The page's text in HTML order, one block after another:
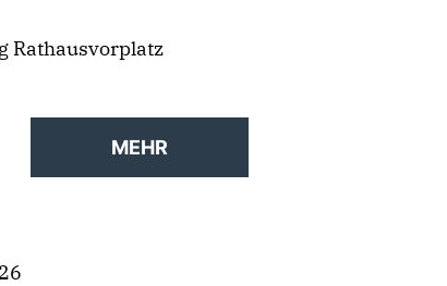
Rathausvorplatz
MEHR